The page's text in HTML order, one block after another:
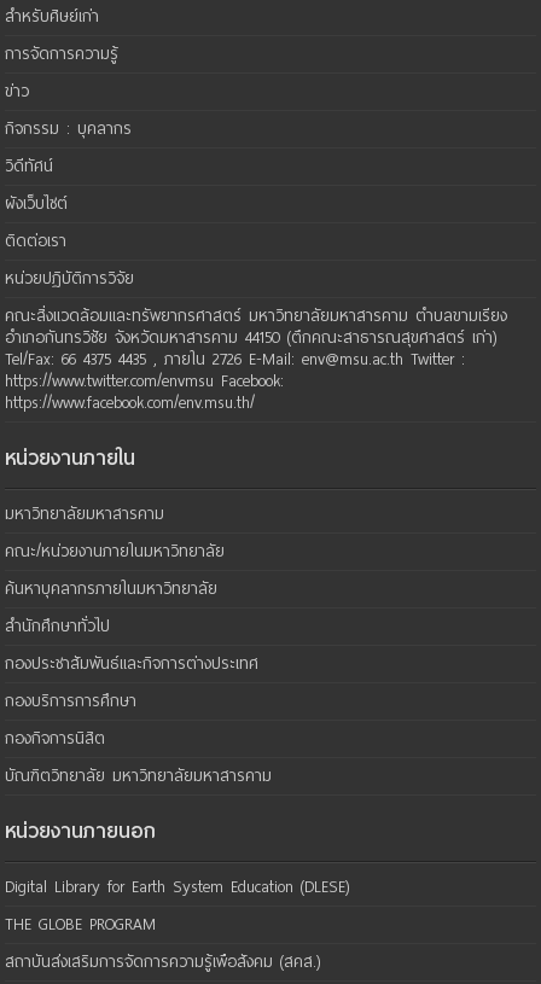
สำหรับศิษย์เก่า
การจัดการความรู้
ข่าว
กิจกรรม : บุคลากร
วิดีทัศน์
ผังเว็บไซต์
ติดต่อเรา
หน่วยปฏิบัติการวิจัย
คณะสิ่งแวดล้อมและทรัพยากรศาสตร์ มหาวิทยาลัยมหาสารคาม ตำบลขามเรียง
อำเภอกันทรวิชัย จังหวัดมหาสารคาม 44150 (ตึกคณะสาธารณสุขศาสตร์ เก่า)
Tel/Fax: 66 4375 4435 , ภายใน 2726 E-Mail: env@msu.ac.th Twitter :
https://www.twitter.com/envmsu Facebook:
https://www.facebook.com/env.msu.th/
หน่วยงานภายใน
มหาวิทยาลัยมหาสารคาม
คณะ/หน่วยงานภายในมหาวิทยาลัย
ค้นหาบุคลากรภายในมหาวิทยาลัย
สำนักศึกษาทั่วไป
กองประชาสัมพันธ์และกิจการต่างประเทศ
กองบริการการศึกษา
กองกิจการนิสิต
บัณฑิตวิทยาลัย มหาวิทยาลัยมหาสารคาม
หน่วยงานภายนอก
Digital Library for Earth System Education (DLESE)
THE GLOBE PROGRAM
สถาบันส่งเสริมการจัดการความรู้เพือสังคม (สคส.)